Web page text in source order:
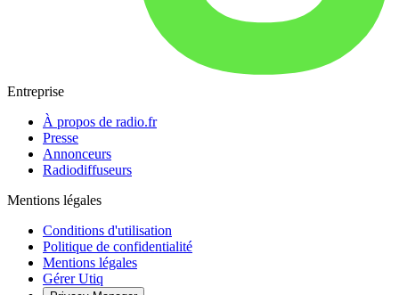
Entreprise
À propos de radio.fr
Presse
Annonceurs
Radiodiffuseurs
Mentions légales
Conditions d'utilisation
Politique de confidentialité
Mentions légales
Gérer Utiq